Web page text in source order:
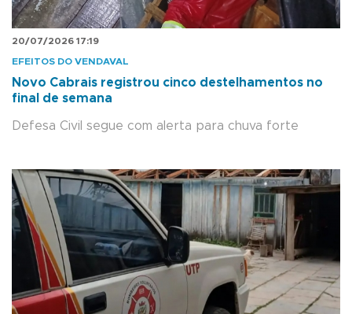
20/07/2026 17:19
EFEITOS DO VENDAVAL
Novo Cabrais registrou cinco destelhamentos no
final de semana
Defesa Civil segue com alerta para chuva forte